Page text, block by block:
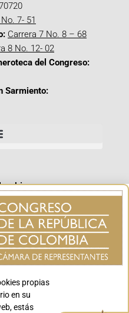
7- 51
Carrera 7 No. 8 – 68
8 No. 12- 02
del Congreso:
Sarmiento:
propias
en su
estás